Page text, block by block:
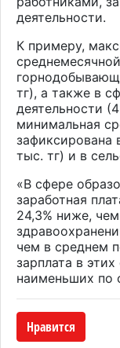
деятельности.
К примеру,
тг), а также в
деятельности
минимальная
зафиксирована
тыс. тг) и в
«В сфере
заработная
24,3% ниже,
чем в среднем
зарплата в
наименьших по
Нравится